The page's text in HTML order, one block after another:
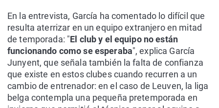
En la entrevista, García ha comentado lo difícil que
resulta aterrizar en un equipo extranjero en mitad
de temporada: "El club y el equipo no están
funcionando como se esperaba", explica García
Junyent, que señala también la falta de confianza
que existe en estos clubes cuando recurren a un
cambio de entrenador: en el caso de Leuven, la liga
belga contempla una pequeña pretemporada en